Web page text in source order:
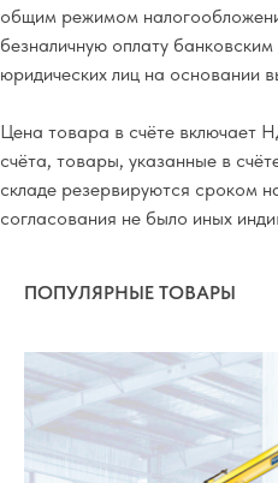
общим режимом
безналичную оплату
юридических лиц на основании
Цена товара в счёте включает
счёта, товары, указанные в
складе резервируются сроком
согласования не было иных
ПОПУЛЯРНЫЕ ТОВАРЫ